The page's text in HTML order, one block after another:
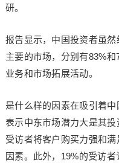
研。
报告显示，中国投资者虽
主要的市场，分别有83%
业务和市场拓展活动。
是什么样的因素在吸引着
表示中东市场潜力大是其
受访者将客户购买力强和
因素。此外，19%的受访